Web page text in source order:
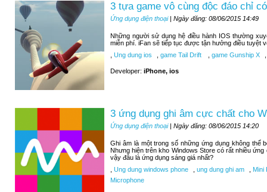
3 tựa game vô cùng độc đáo chỉ
Ứng dụng điện thoại| Ngày đăng: 08/06/2015 14:49
Những người sử dụng hệ điều hành IOS thường
miễn phí. iFan sẽ tiếp tục được tận hưởng điều tuyệt
Ung dung ios game Tail Drift game Gunship X
Developer: iPhone, ios
3 ứng dụng ghi âm cực chất cho
Ứng dụng điện thoại| Ngày đăng: 08/06/2015 14:20
Ghi âm là một trong số những ứng dụng không thể
Nhưng hiện trên kho Windows Store có rất nhiều
vậy đâu là ứng dụng sáng giá nhất?
Ung dung windows phone ung dung ghi am
Mini
Microphone